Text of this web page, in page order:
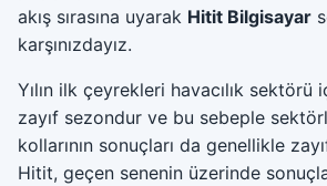
akış sırasına uyarak Hitit Bilgisayar
karşınızdayız.
Yılın ilk çeyrekleri havacılık sektörü
zayıf sezondur ve bu sebeple
kollarının sonuçları da genellikle
Hitit, geçen senenin üzerinde